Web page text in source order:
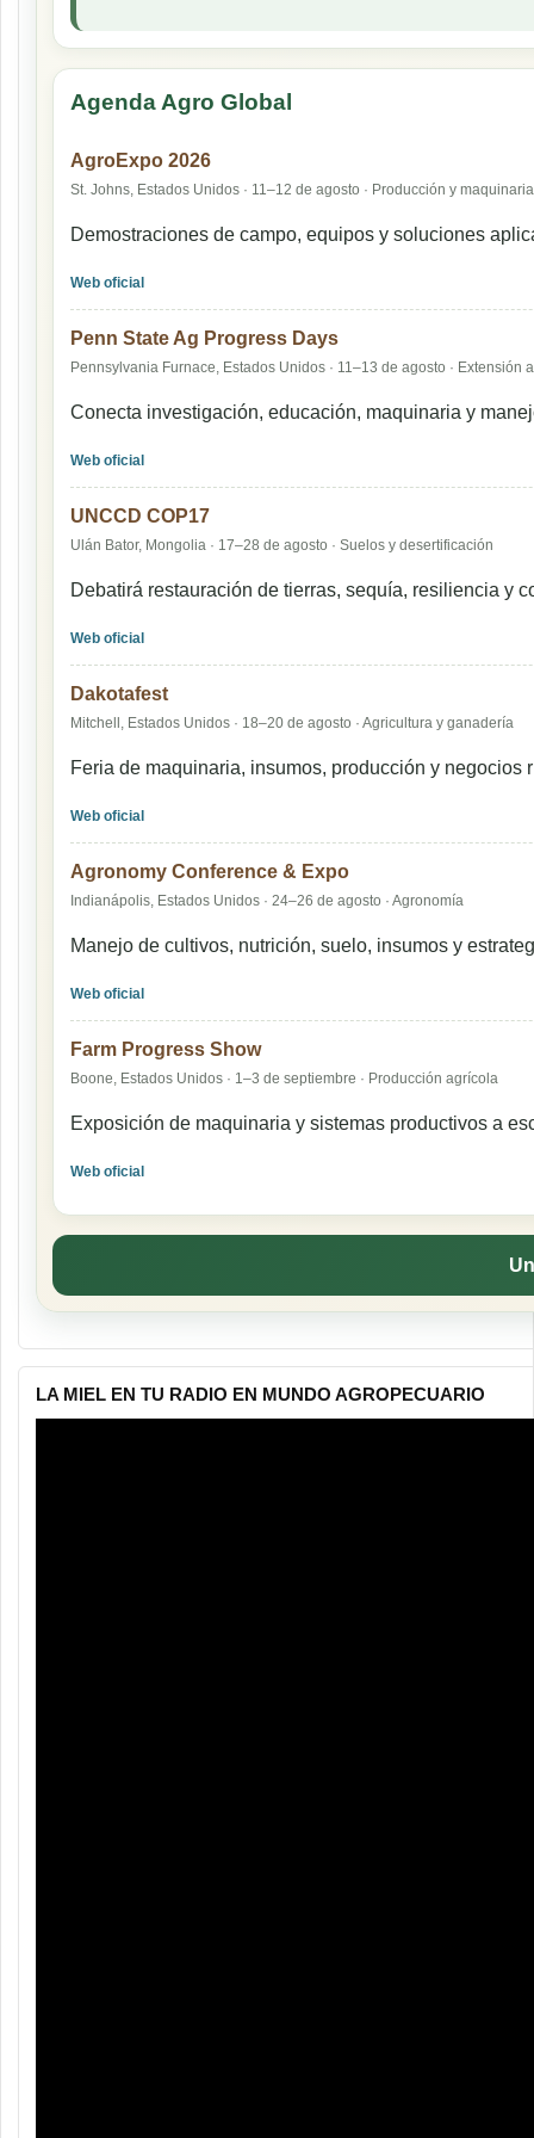
Agenda Agro Global
AgroExpo 2026
St. Johns, Estados Unidos · 11–12 de agosto · Producción y maquinaria
Demostraciones de campo, equipos y soluciones
Web oficial
Penn State Ag Progress Days
Pennsylvania Furnace, Estados Unidos · 11–13 de agosto · Extensión
Conecta investigación, educación, maquinaria y
Web oficial
UNCCD COP17
Ulán Bator, Mongolia · 17–28 de agosto · Suelos y desertificación
Debatirá restauración de tierras, sequía, resiliencia y
Web oficial
Dakotafest
Mitchell, Estados Unidos · 18–20 de agosto · Agricultura y ganadería
Feria de maquinaria, insumos, producción y negocios
Web oficial
Agronomy Conference & Expo
Indianápolis, Estados Unidos · 24–26 de agosto · Agronomía
Manejo de cultivos, nutrición, suelo, insumos y
Web oficial
Farm Progress Show
Boone, Estados Unidos · 1–3 de septiembre · Producción agrícola
Exposición de maquinaria y sistemas productivos a
Web oficial
LA MIEL EN TU RADIO EN MUNDO AGROPECUARIO